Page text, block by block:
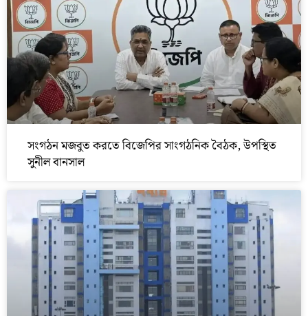
সংগঠন মজবুত করতে বিজেপির সাংগঠনিক বৈঠক, উপস্থিত
সুনীল বানসাল